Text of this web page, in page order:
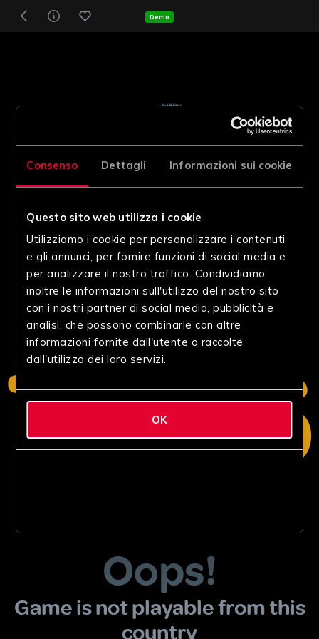
Consenso Dettagli Informazioni sui cookie
Questo sito web utilizza i cookie
Utilizziamo i cookie per personalizzare i contenuti
e gli annunci, per fornire funzioni di social media e
per analizzare il nostro traffico. Condividiamo
inoltre le informazioni sull'utilizzo del nostro sito
con i nostri partner di social media, pubblicità e
analisi, che possono combinarle con altre
informazioni fornite dall'utente o raccolte
dall'utilizzo dei loro servizi.
OK
Demo